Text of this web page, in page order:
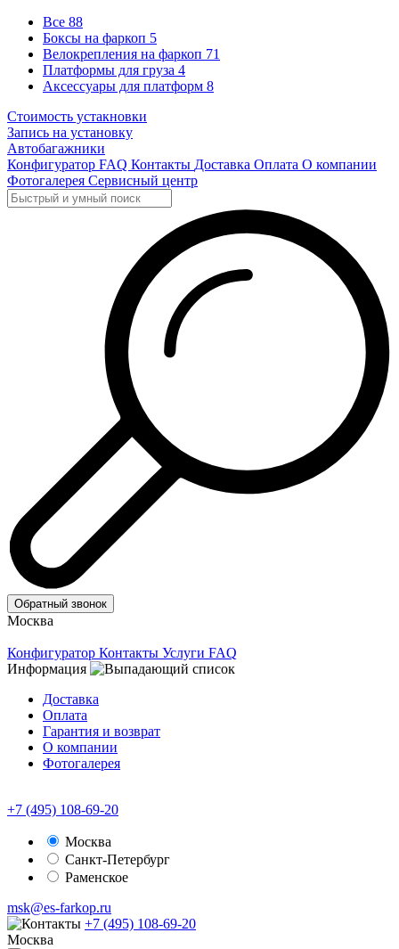
Все 88
Боксы на фаркоп 5
Велокрепления на фаркоп 71
Платформы для груза 4
Аксессуары для платформ 8
Стоимость устакновки
Запись на установку
Автобагажники
Конфигуратор FAQ Контакты Доставка Оплата О компании
Фотогалерея Сервисный центр
Обратный звонок
Москва
Конфигуратор Контакты Услуги FAQ
Информация
Доставка
Оплата
Гарантия и возврат
О компании
Фотогалерея
+7 (495) 108-69-20
Москва
Санкт-Петербург
Раменское
msk@es-farkop.ru
+7 (495) 108-69-20
Москва